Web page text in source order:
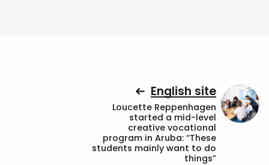
English site
Loucette Reppenhagen
started a mid-level
creative vocational
program in Aruba: “These
students mainly want to do
things”